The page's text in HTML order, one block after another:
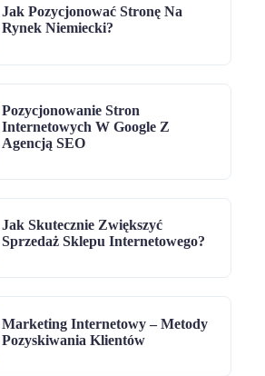
Jak Pozycjonować Stronę Na
Rynek Niemiecki?
Pozycjonowanie Stron
Internetowych W Google Z
Agencją SEO
Jak Skutecznie Zwiększyć
Sprzedaż Sklepu Internetowego?
Marketing Internetowy – Metody
Pozyskiwania Klientów